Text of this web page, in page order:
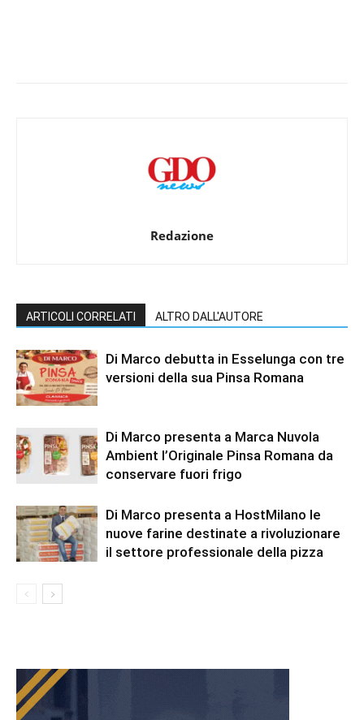
Redazione
ARTICOLI CORRELATI ALTRO DALL'AUTORE
Di Marco debutta in Esselunga con tre
versioni della sua Pinsa Romana
Di Marco presenta a Marca Nuvola
Ambient l’Originale Pinsa Romana da
conservare fuori frigo
Di Marco presenta a HostMilano le
nuove farine destinate a rivoluzionare
il settore professionale della pizza